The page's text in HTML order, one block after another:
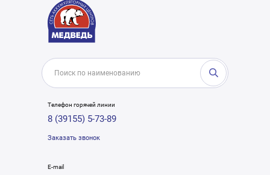
Телефон горячей линии
8 (39155) 5-73-89
Заказать звонок
E-mail